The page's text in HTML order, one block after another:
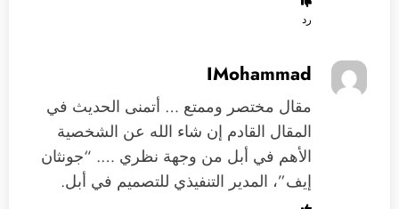
رد
IMohammad
مقال مختصر وممتع … أتمنى الحديث في
المقال القادم إن شاء الله عن الشخصية
الأهم في أبل من وجهة نظري …. “جونثان
إيف”، المدير التنفيذي للتصميم في أبل.